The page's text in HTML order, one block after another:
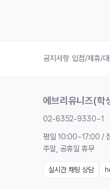
공지사항 입점/제휴/
에브리유니즈(학
02-6352-9330~1
평일 10:00~17:00 /
주말, 공휴일 휴무
실시간 채팅 상담